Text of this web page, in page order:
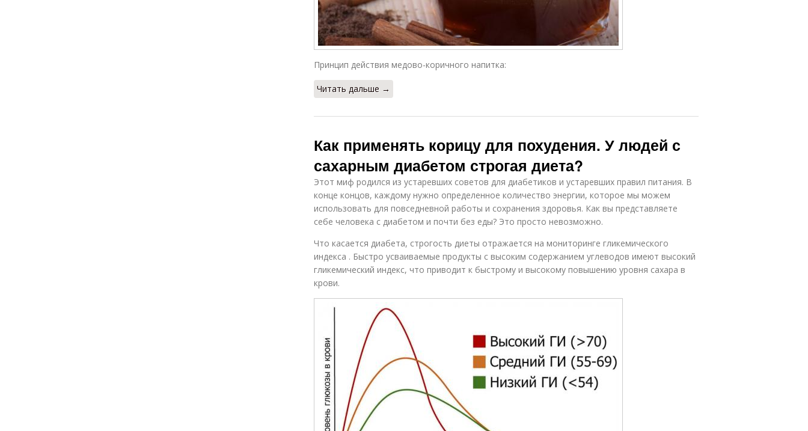
Принцип действия медово-коричного напитка:
Читать дальше →
Как применять корицу для похудения. У людей с
сахарным диабетом строгая диета?
Этот миф родился из устаревших советов для диабетиков и устаревших правил питания. В
конце концов, каждому нужно определенное количество энергии, которое мы можем
использовать для повседневной работы и сохранения здоровья. Как вы представляете
себе человека с диабетом и почти без еды? Это просто невозможно.
Что касается диабета, строгость диеты отражается на мониторинге гликемического
индекса . Быстро усваиваемые продукты с высоким содержанием углеводов имеют высокий
гликемический индекс, что приводит к быстрому и высокому повышению уровня сахара в
крови.